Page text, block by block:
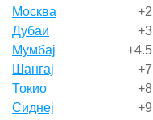
Москва
+2
Дубаи
+3
Мумбај
+4.5
Шангај
+7
Токио
+8
Сиднеј
+9